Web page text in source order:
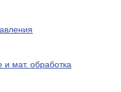
мат. обработка